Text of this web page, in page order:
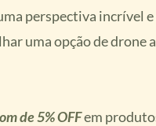
perspectiva incrível e
uma opção de drone
de 5% OFFem